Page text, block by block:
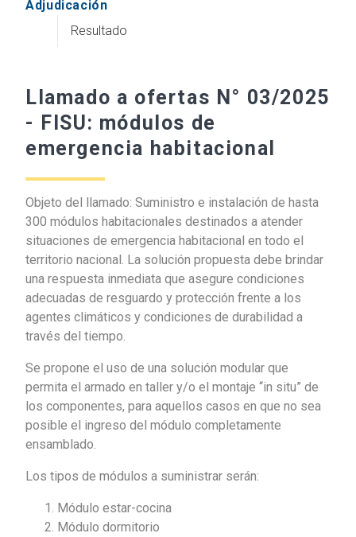
Adjudicación
Resultado
Llamado a ofertas N° 03/2025
- FISU: módulos de
emergencia habitacional
Objeto del llamado: Suministro e instalación de hasta
300 módulos habitacionales destinados a atender
situaciones de emergencia habitacional en todo el
territorio nacional. La solución propuesta debe brindar
una respuesta inmediata que asegure condiciones
adecuadas de resguardo y protección frente a los
agentes climáticos y condiciones de durabilidad a
través del tiempo.
Se propone el uso de una solución modular que
permita el armado en taller y/o el montaje “in situ” de
los componentes, para aquellos casos en que no sea
posible el ingreso del módulo completamente
ensamblado.
Los tipos de módulos a suministrar serán:
Módulo estar-cocina
Módulo dormitorio